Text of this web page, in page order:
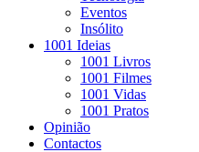
Eventos
Insólito
1001 Ideias
1001 Livros
1001 Filmes
1001 Vidas
1001 Pratos
Opinião
Contactos